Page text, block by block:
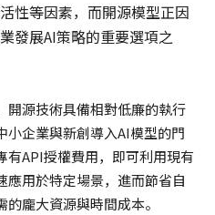
性等因素，而開源模型正因
發展AI策略的重要選項之
開源技術具備相對低廉的執行
小企業與新創導入AI模型的門
有API授權費用，即可利用現有
應用於特定場景，進而節省自
龐大資源與時間成本。